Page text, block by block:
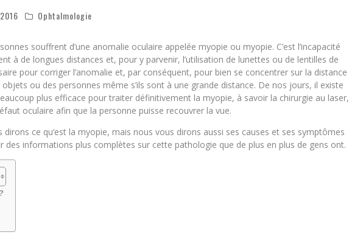
Ophtalmologie
souffrent d’une anomalie oculaire appelée myopie ou myopie. C’est l’incapacité
à de longues distances et, pour y parvenir, l’utilisation de lunettes ou de lentilles de
pour corriger l’anomalie et, par conséquent, pour bien se concentrer sur la distance
ou des personnes même s’ils sont à une grande distance. De nos jours, il existe
plus efficace pour traiter définitivement la myopie, à savoir la chirurgie au laser,
oculaire afin que la personne puisse recouvrer la vue.
dirons ce qu’est la myopie, mais nous vous dirons aussi ses causes et ses symptômes
des informations plus complètes sur cette pathologie que de plus en plus de gens ont.